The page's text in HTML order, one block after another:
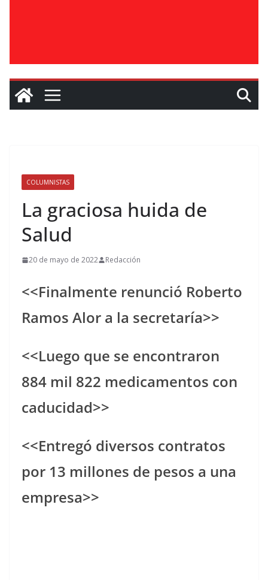
COLUMNISTAS
La graciosa huida de
Salud
20 de mayo de 2022 Redacción
<<Finalmente renunció Roberto
Ramos Alor a la secretaría>>
<<Luego que se encontraron
884 mil 822 medicamentos con
caducidad>>
<<Entregó diversos contratos
por 13 millones de pesos a una
empresa>>